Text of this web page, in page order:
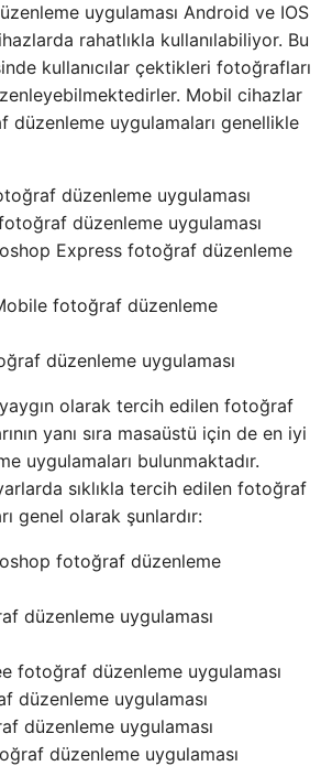
uygulaması Android ve IOS
rahatlıkla kullanılabiliyor. Bu
kullanıcılar çektikleri fotoğrafları
Mobil cihazlar
düzenleme uygulamaları genellikle
düzenleme uygulaması
düzenleme uygulaması
Express fotoğraf düzenleme
fotoğraf düzenleme
düzenleme uygulaması
olarak tercih edilen fotoğraf
yanı sıra masaüstü için de en iyi
uygulamaları bulunmaktadır.
sıklıkla tercih edilen fotoğraf
genel olarak şunlardır:
fotoğraf düzenleme
düzenleme uygulaması
fotoğraf düzenleme uygulaması
düzenleme uygulaması
düzenleme uygulaması
düzenleme uygulaması